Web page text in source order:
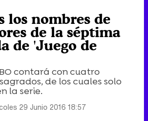
los nombres de
de la séptima
de 'Juego de
contará con cuatro
de los cuales solo
la serie.
29 Junio 2016 18:57